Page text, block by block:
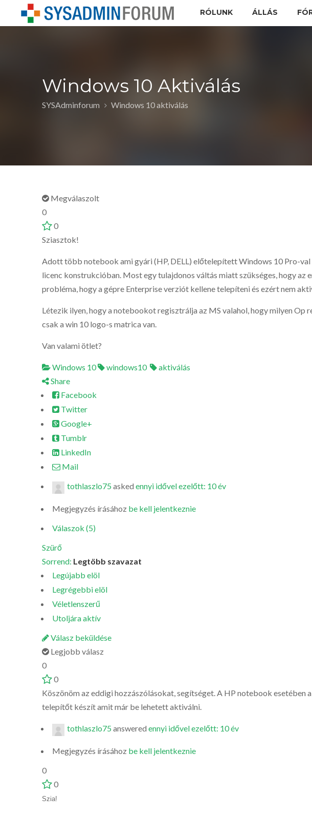
RÓLUNK ÁLLÁS
Windows 10 Aktiválás
SYSAdminforum Windows 10 aktiválás
Megválaszolt
0
0
Sziasztok!
Adott több notebook ami gyári (HP, DELL) előtelepített Windows 10 Pro-
licenc konstrukcióban. Most egy tulajdonos váltás miatt szükséges, hogy az
probléma, hogy a gépre Enterprise verziót kellene telepíteni és ezért nem
Létezik ilyen, hogy a notebookot regisztrálja az MS valahol, hogy milyen Op
csak a win 10 logo-s matrica van.
Van valami ötlet?
Windows 10 windows10
aktiválás
Share
Facebook
Twitter
Google+
Tumblr
LinkedIn
Mail
tothlaszlo75 asked ennyi idővel ezelőtt: 10 év
Megjegyzés írásához be kell jelentkeznie
Válaszok (5)
Szürő
Sorrend: Legtöbb szavazat
Legújabb elöl
Legrégebbi elöl
Véletlenszerű
Utoljára aktív
Válasz beküldése
Legjobb válasz
0
0
Köszönöm az eddigi hozzászólásokat, segítséget. A HP notebook
telepítőt készít amit már be lehetett aktiválni.
tothlaszlo75 answered ennyi idővel ezelőtt: 10 év
Megjegyzés írásához be kell jelentkeznie
0
0
Szia!